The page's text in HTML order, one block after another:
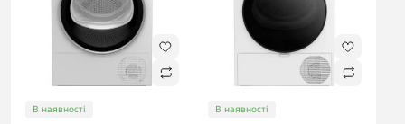
В наявності В наявності